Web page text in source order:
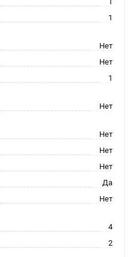
1
Нет
Нет
1
Нет
Нет
Нет
Нет
Да
Нет
4
2